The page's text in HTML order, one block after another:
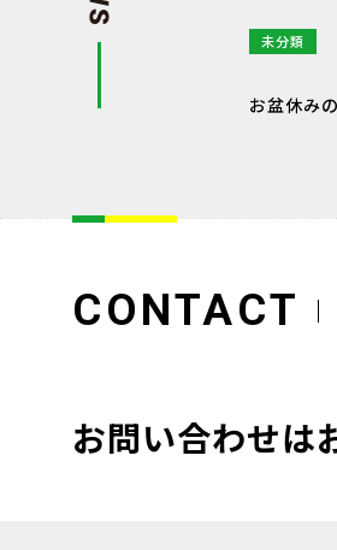
未分類
お盆休み
CONTACT
お問い合わせは